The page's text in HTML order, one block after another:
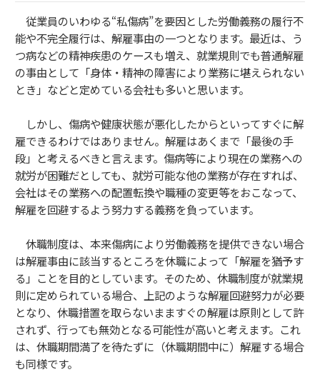
従業員のいわゆる“私傷病”を要因とした労働義務の履行不
能や不完全履行は、解雇事由の一つとなります。最近は、う
つ病などの精神疾患のケースも増え、就業規則でも普通解雇
の事由として「身体・精神の障害により業務に堪えられない
とき」などと定めている会社も多いと思います。
しかし、傷病や健康状態が悪化したからといってすぐに解
雇できるわけではありません。解雇はあくまで「最後の手
段」と考えるべきと言えます。傷病等により現在の業務への
就労が困難だとしても、就労可能な他の業務が存在すれば、
会社はその業務への配置転換や職種の変更等をおこなって、
解雇を回避するよう努力する義務を負っています。
休職制度は、本来傷病により労働義務を提供できない場合
は解雇事由に該当するところを休職によって「解雇を猶予す
る」ことを目的としています。そのため、休職制度が就業規
則に定められている場合、上記のような解雇回避努力が必要
となり、休職措置を取らないまますぐの解雇は原則として許
されず、行っても無効となる可能性が高いと考えます。これ
は、休職期間満了を待たずに（休職期間中に）解雇する場合
も同様です。